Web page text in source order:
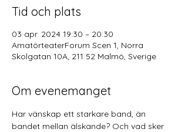
Tid och plats
03 apr. 2024 19:30 – 20:30
AmatörteaterForum Scen 1, Norra
Skolgatan 10A, 211 52 Malmö, Sverige
Om evenemanget
Har vänskap ett starkare band, än
bandet mellan älskande? Och vad sker